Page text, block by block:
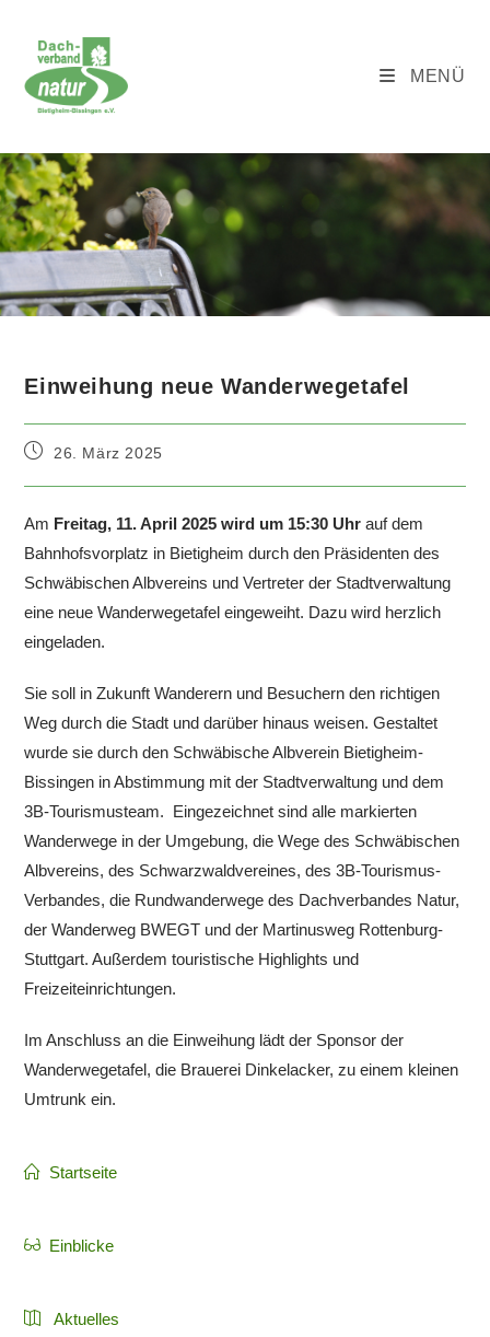
springen
MENÜ
Blog
Einweihung neue Wanderwegetafel
Beitrag26. März 2025
Am Freitag, 11. April 2025 wird um 15:30 Uhr auf dem
Bahnhofsvorplatz in Bietigheim durch den Präsidenten des
Schwäbischen Albvereins und Vertreter der Stadtverwaltung
eine neue Wanderwegetafel eingeweiht. Dazu wird herzlich
eingeladen.
Sie soll in Zukunft Wanderern und Besuchern den richtigen
Weg durch die Stadt und darüber hinaus weisen. Gestaltet
wurde sie durch den Schwäbische Albverein Bietigheim-
Bissingen in Abstimmung mit der Stadtverwaltung und dem
3B-Tourismusteam. Eingezeichnet sind alle markierten
Wanderwege in der Umgebung, die Wege des Schwäbischen
Albvereins, des Schwarzwaldvereines, des 3B-Tourismus-
Verbandes, die Rundwanderwege des Dachverbandes Natur,
der Wanderweg BWEGT und der Martinusweg Rottenburg-
Stuttgart. Außerdem touristische Highlights und
Freizeiteinrichtungen.
Im Anschluss an die Einweihung lädt der Sponsor der
Wanderwegetafel, die Brauerei Dinkelacker, zu einem kleinen
Umtrunk ein.
Startseite
Einblicke
Aktuelles